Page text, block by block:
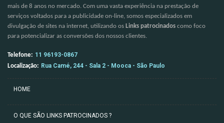
mais de 8 anos no mercado. Com uma vasta experiência na prestação de
serviços voltados para a publicidade on-line, somos especializados em
divulgação de sites na internet, utilizando os Links patrocinados como foco
para potencializar as conversões dos nossos clientes.
Telefone: 11 96193-0867
Localização: Rua Camé, 244 - Sala 2 - Mooca - São Paulo
HOME
O QUE SÃO LINKS PATROCINADOS ?